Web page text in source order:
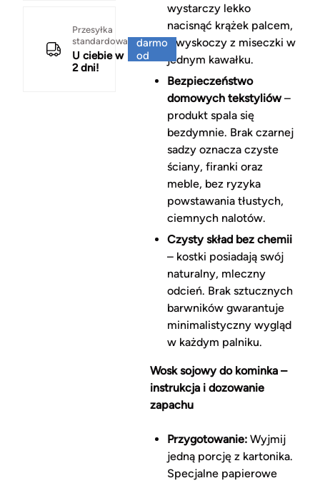
Przesyłka
standardowa
U ciebie w
2 dni!
darmo
od
wystarczy lekko
nacisnąć krążek palcem,
a wyskoczy z miseczki w
jednym kawałku.
Bezpieczeństwo
domowych tekstyliów–
produkt spala się
bezdymnie. Brak czarnej
sadzy oznacza czyste
ściany, firanki oraz
meble, bez ryzyka
powstawania tłustych,
ciemnych nalotów.
Czysty skład bez chemii
– kostki posiadają swój
naturalny, mleczny
odcień. Brak sztucznych
barwników gwarantuje
minimalistyczny wygląd
w każdym palniku.
Wosk sojowy do kominka –
instrukcja i dozowanie
zapachu
Przygotowanie:Wyjmij
jedną porcję z kartonika.
Specjalne papierowe